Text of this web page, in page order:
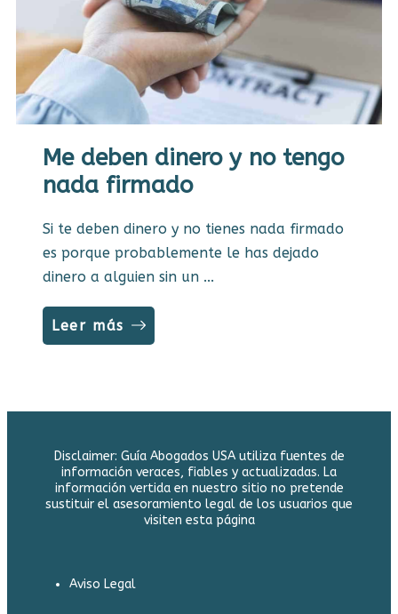
Me deben dinero y no tengo
nada firmado
Si te deben dinero y no tienes nada firmado
es porque probablemente le has dejado
dinero a alguien sin un ...
Leer más
Disclaimer: Guía Abogados USA utiliza fuentes de
información veraces, fiables y actualizadas. La
información vertida en nuestro sitio no pretende
sustituir el asesoramiento legal de los usuarios que
visiten esta página
Aviso Legal